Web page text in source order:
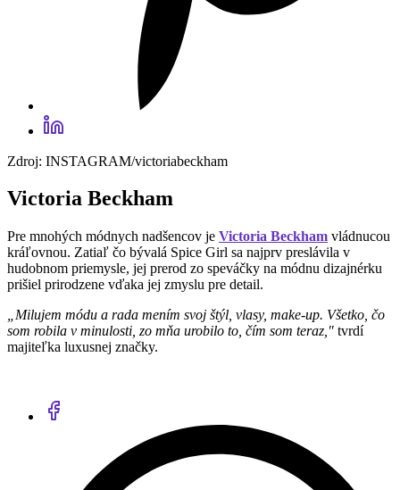
Zdroj: INSTAGRAM/victoriabeckham
Victoria Beckham
Pre mnohých módnych nadšencov je Victoria Beckham vládnucou
kráľovnou. Zatiaľ čo bývalá Spice Girl sa najprv preslávila v
hudobnom priemysle, jej prerod zo speváčky na módnu dizajnérku
prišiel prirodzene vďaka jej zmyslu pre detail.
„Milujem módu a rada mením svoj štýl, vlasy, make-up. Všetko, čo
som robila v minulosti, zo mňa urobilo to, čím som teraz," tvrdí
majiteľka luxusnej značky.